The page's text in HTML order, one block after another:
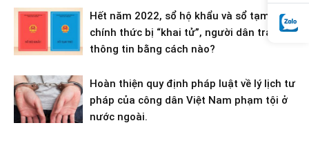
Hết năm 2022, sổ hộ khẩu và sổ tạm trú
chính thức bị “khai tử”, người dân tra cứu
thông tin bằng cách nào?
Hoàn thiện quy định pháp luật về lý lịch tư
pháp của công dân Việt Nam phạm tội ở
nước ngoài.